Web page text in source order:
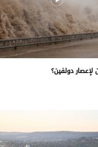
دولفين؟